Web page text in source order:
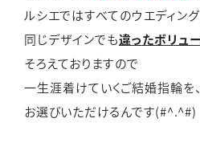
ルシエではすべてのウエディング
同じデザインでも違ったボリュ
そろえておりますので
一生涯着けていくご結婚指輪を
お選びいただけるんです(#^.^#)